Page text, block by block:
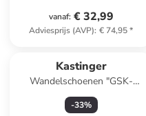
vanaf: € 32,99
Adviesprijs (AVP): € 74,95*
Kastinger
Wandelschoenen "GSK-
Airyhiker Low"
turquoise/donkerblauw/oranje
-33%